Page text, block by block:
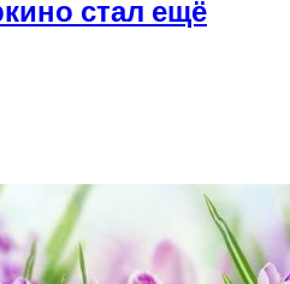
стал ещё